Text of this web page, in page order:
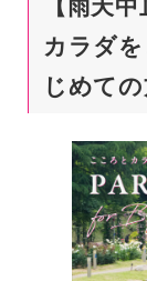
カラダ
じめて